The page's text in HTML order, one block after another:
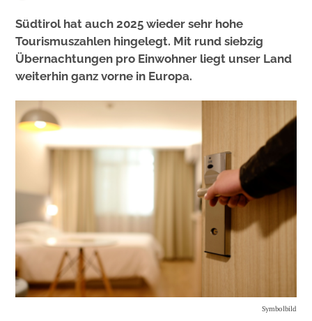
Südtirol hat auch 2025 wieder sehr hohe
Tourismuszahlen hingelegt. Mit rund siebzig
Übernachtungen pro Einwohner liegt unser Land
weiterhin ganz vorne in Europa.
Symbolbild